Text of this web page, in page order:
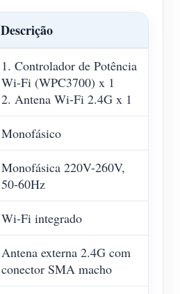
Descrição
1. Controlador de Potência
Wi-Fi (WPC3700) x 1
2. Antena Wi-Fi 2.4G x 1
Monofásico
Monofásica 220V-260V,
50-60Hz
Wi-Fi integrado
Antena externa 2.4G com
conector SMA macho